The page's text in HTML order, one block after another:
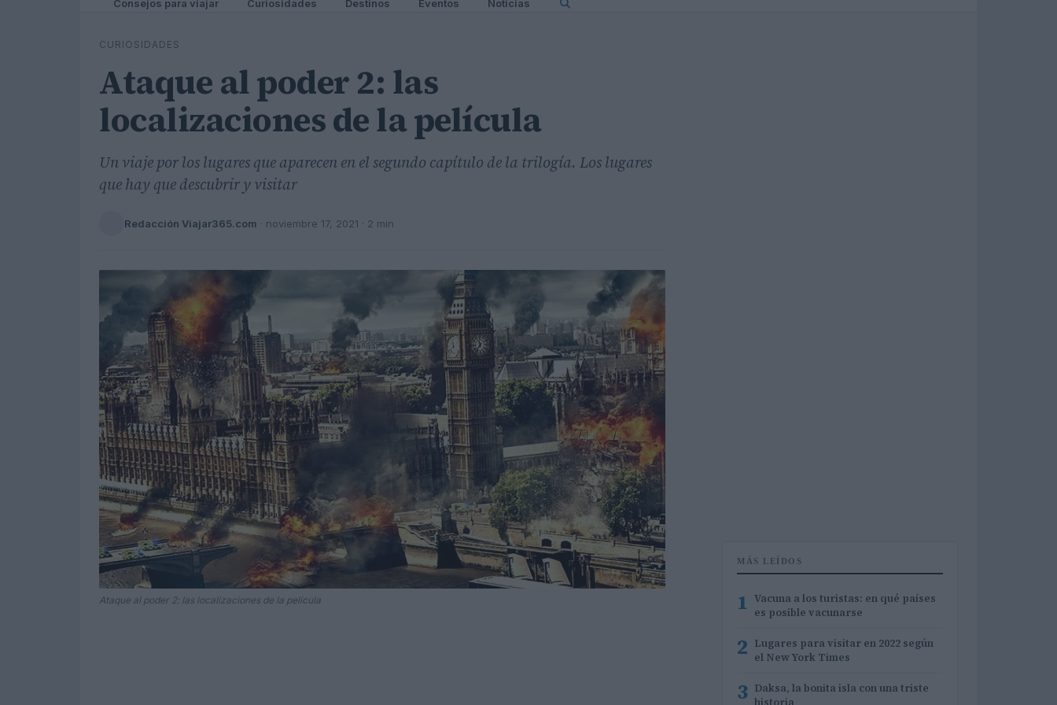
Consejos para viajar Curiosidades Destinos Eventos Noticias
CURIOSIDADES
Ataque al poder 2: las
localizaciones de la película
Un viaje por los lugares que aparecen en el segundo capítulo de la trilogía. Los lugares
que hay que descubrir y visitar
Redacción Viajar365.com · noviembre 17, 2021 · 2 min
Ataque al poder 2: las localizaciones de la película
MÁS LEÍDOS
1 Vacuna a los turistas: en qué países
es posible vacunarse
2 Lugares para visitar en 2022 según
el New York Times
3 Daksa, la bonita isla con una triste
historia